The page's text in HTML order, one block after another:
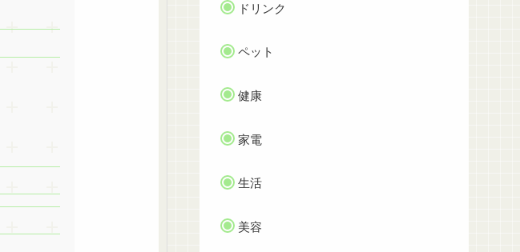
ドリンク
ペット
健康
家電
生活
美容